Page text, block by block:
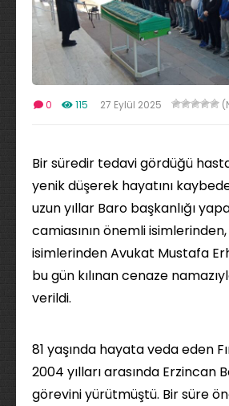
0 115 27 Eylül 2025
Bir süredir tedavi gördüğü
yenik düşerek hayatını
uzun yıllar Baro başkanlığı
camiasının önemli
isimlerinden Avukat Mustafa
bu gün kılınan cenaze
verildi.
81 yaşında hayata veda eden
2004 yılları arasında Erzincan
görevini yürütmüştü. Bir süre